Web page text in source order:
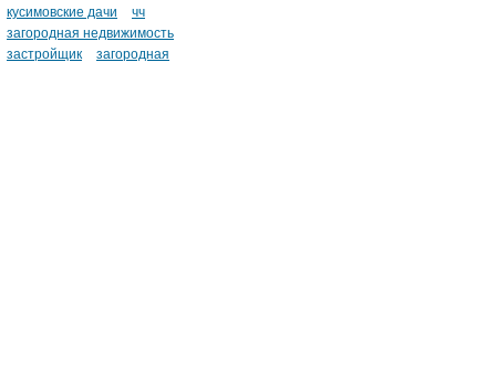
кусимовские дачи
чч
загородная недвижимость
застройщик
загородная